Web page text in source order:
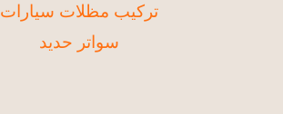
تركيب مظلات سيارات
سواتر حديد